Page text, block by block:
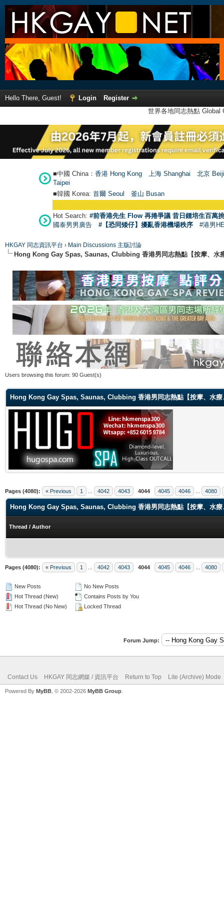
Hello There, Guest! Login
Register
世界各地同志熱點
■中國 China： 香港 Hong Kong 上海 Shanghai
北京
Taipei
■韓國 Korea: 首爾 Seoul 釜山 Busan
Hot Search: #前香港先生 Flow 再捲爭議 昔日鍾培生百萬
國泰男男廣告
#【恐同矮仔】擾亂香港機場秩序 #港男
HKGAY 同志資訊平台 › Main Discussions 主版討論
Hong Kong Gay Spas, Saunas, Clubbing 香港男同志熱點【按摩、水
Users browsing this forum: 90 Guest(s)
Hong Kong Gay Spas, Saunas, Clubbing 香港男同志熱點【按摩、水
Pages (4080): « Previous 1 4042 4043 4044 4045 4046 4080
Hong Kong Gay Spas, Saunas, Clubbing 香港男同志熱點【按摩、水療
Thread / Author
Pages (4080): « Previous 1 4042 4043 4044 4045 4046 4080
New Posts
Hot Thread (New)
Hot Thread (No New)
No New Posts
Contains Posts by You
Locked Thread
Forum Jump:
Contact Us HKGAY 同志網媒 / 資訊平台 Return to Top Lite (Archive) Mode
Powered By MyBB , © 2002-2026 MyBB Group